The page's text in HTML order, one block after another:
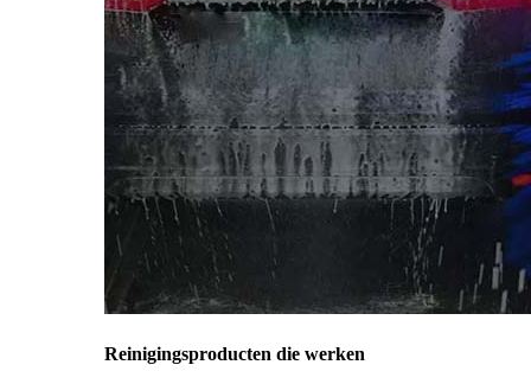
Reinigingsproducten die werken